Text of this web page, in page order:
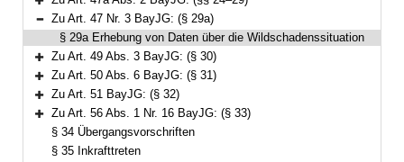
Bereich erweitern
Bereich reduzieren
Zu Art. 47 Nr. 3 BayJG: (§ 29a)
§ 29a Erhebung von Daten über die Wildschadenssituation
Bereich erweitern
Zu Art. 49 Abs. 3 BayJG: (§ 30)
Bereich erweitern
Zu Art. 50 Abs. 6 BayJG: (§ 31)
Bereich erweitern
Zu Art. 51 BayJG: (§ 32)
Bereich erweitern
Zu Art. 56 Abs. 1 Nr. 16 BayJG: (§ 33)
§ 34 Übergangsvorschriften
§ 35 Inkrafttreten